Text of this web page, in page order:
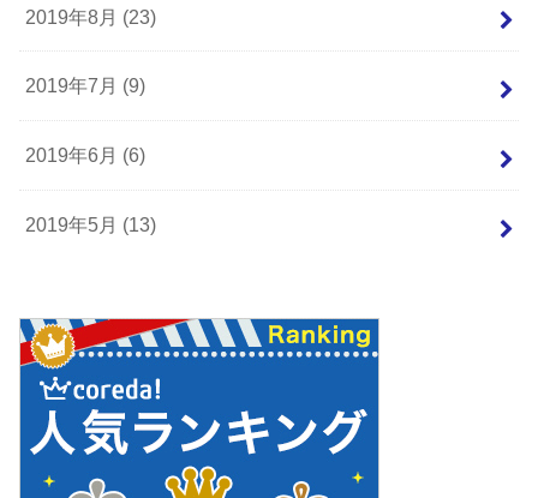
2019年8月 (23)
2019年7月 (9)
2019年6月 (6)
2019年5月 (13)